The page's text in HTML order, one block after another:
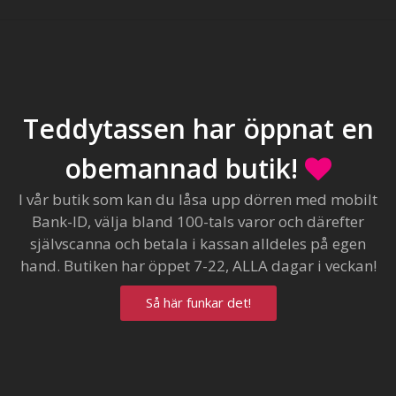
Teddytassen har öppnat en
obemannad butik!
I vår butik som kan du låsa upp dörren med mobilt
Bank-ID, välja bland 100-tals varor och därefter
självscanna och betala i kassan alldeles på egen
hand. Butiken har öppet 7-22, ALLA dagar i veckan!
Så här funkar det!